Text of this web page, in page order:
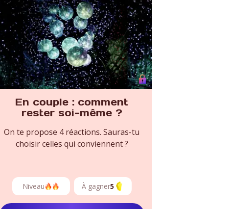
En couple : comment
rester soi-même ?
On te propose 4 réactions. Sauras-tu
choisir celles qui conviennent ?
Niveau À gagner5